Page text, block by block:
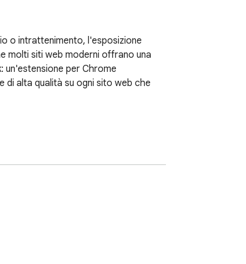
o intrattenimento, l'esposizione
molti siti web moderni offrano una
un'estensione per Chrome
alta qualità su ogni sito web che
poco gradevole. Global Dark risolve
in tempo reale.
dei semplici filtri che applicano